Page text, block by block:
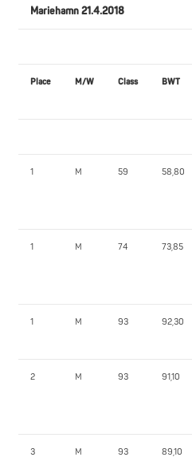
Mariehamn 21.4.2018
Place M/W Class BWT
1 M 59 58,80
1 M 74 73,85
1 M 93 92,30
2 M 93 91,10
3 M 93 89,10